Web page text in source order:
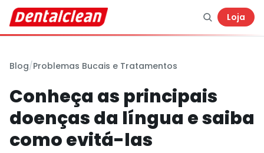
Loja
Blog/Problemas Bucais e Tratamentos
Conheça as principais
doenças da língua e saiba
como evitá-las